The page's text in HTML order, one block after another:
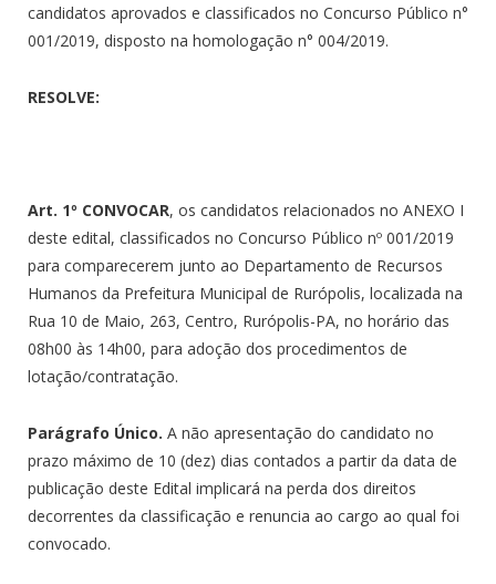
candidatos aprovados e classificados no Concurso Público n°
001/2019, disposto na homologação n° 004/2019.
RESOLVE:
Art. 1º CONVOCAR, os candidatos relacionados no ANEXO I
deste edital, classificados no Concurso Público nº 001/2019
para comparecerem junto ao Departamento de Recursos
Humanos da Prefeitura Municipal de Rurópolis, localizada na
Rua 10 de Maio, 263, Centro, Rurópolis-PA, no horário das
08h00 às 14h00, para adoção dos procedimentos de
lotação/contratação.
Parágrafo Único. A não apresentação do candidato no
prazo máximo de 10 (dez) dias contados a partir da data de
publicação deste Edital implicará na perda dos direitos
decorrentes da classificação e renuncia ao cargo ao qual foi
convocado.